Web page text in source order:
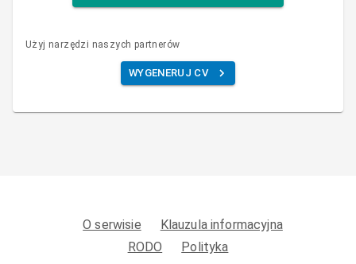
Użyj narzędzi naszych partnerów
WYGENERUJ CV
O serwisie
Klauzula informacyjna
RODO
Polityka